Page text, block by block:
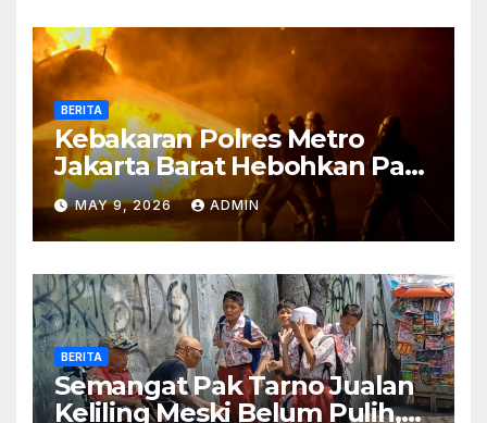
BERITA
Kebakaran Polres Metro
Jakarta Barat Hebohkan Pagi
Hari, Ini Fakta Terbarunya
MAY 9, 2026 ADMIN
BERITA
Semangat Pak Tarno Jualan
Keliling Meski Belum Pulih,